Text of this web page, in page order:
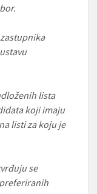
lista
koji imaju
listi za koju je
se